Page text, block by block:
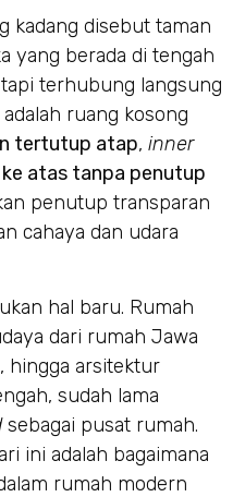
kadang disebut taman
yang berada di tengah
terhubung langsung
adalah ruang kosong
tertutup atap, inner
atas tanpa penutup
penutup transparan
cahaya dan udara
hal baru. Rumah
dari rumah Jawa
, hingga arsitektur
sudah lama
sebagai pusat rumah.
ini adalah bagaimana
rumah modern